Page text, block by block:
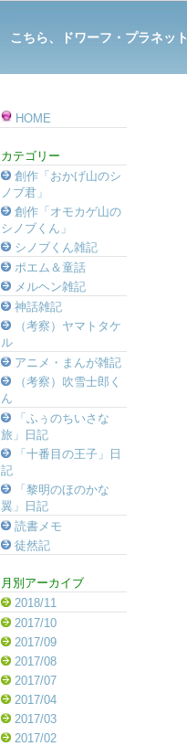
こちら、ドワーフ・プラネット
HOME
カテゴリー
創作「おかげ山のシ
ノブ君」
創作「オモカゲ山の
シノブくん」
シノブくん雑記
ポエム＆童話
メルヘン雑記
神話雑記
（考察）ヤマトタケ
ル
アニメ・まんが雑記
（考察）吹雪士郎く
ん
「ふぅのちいさな
旅」日記
「十番目の王子」日
記
「黎明のほのかな
翼」日記
読書メモ
徒然記
月別アーカイブ
2018/11
2017/10
2017/09
2017/08
2017/07
2017/04
2017/03
2017/02